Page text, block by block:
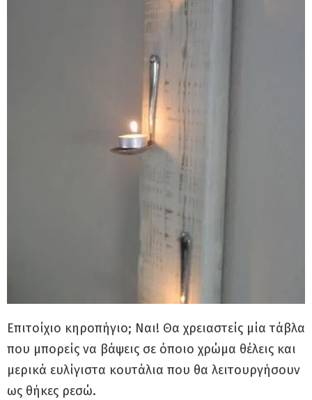
Επιτοίχιο κηροπήγιο; Ναι! Θα χρειαστείς μία τάβλα
που μπορείς να βάψεις σε όποιο χρώμα θέλεις και
μερικά ευλίγιστα κουτάλια που θα λειτουργήσουν
ως θήκες ρεσώ.